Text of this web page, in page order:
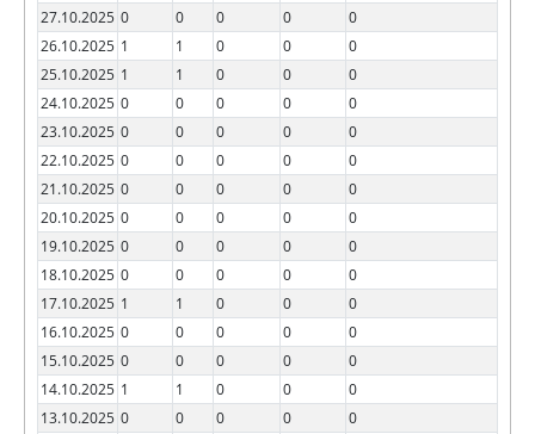
27.10.2025 0 0 0 0
0
26.10.2025 1 1 0 0
0
25.10.2025 1 1 0 0
0
24.10.2025 0 0 0 0
0
23.10.2025 0 0 0 0
0
22.10.2025 0 0 0 0
0
21.10.2025 0 0 0 0
0
20.10.2025 0 0 0 0
0
19.10.2025 0 0 0 0
0
18.10.2025 0 0 0 0
0
17.10.2025 1 1 0 0
0
16.10.2025 0 0 0 0
0
15.10.2025 0 0 0 0
0
14.10.2025 1 1 0 0
0
13.10.2025 0 0 0 0
0